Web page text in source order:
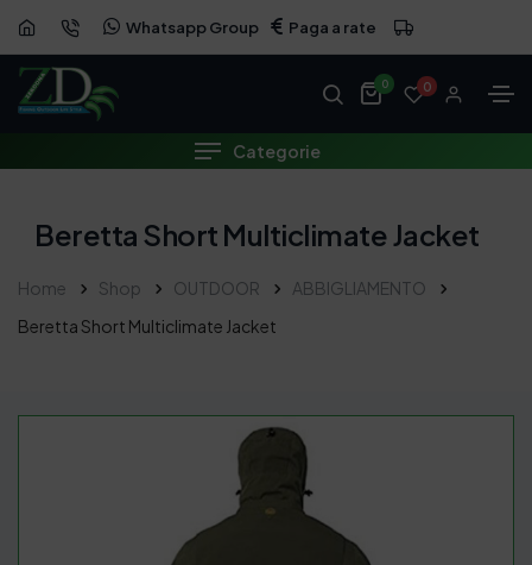
Whatsapp Group Paga a rate
0 0
Categorie
Beretta Short Multiclimate Jacket
Home Shop OUTDOOR
ABBIGLIAMENTO
Beretta Short Multiclimate Jacket